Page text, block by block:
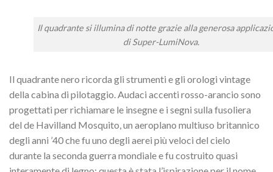
Il quadrante si illumina di notte grazie alla generosa
di Super-LumiNova.
Il quadrante nero ricorda gli strumenti e gli orologi vintage
della cabina di pilotaggio. Audaci accenti rosso-arancio sono
progettati per richiamare le insegne e i segni sulla fusoliera
del de Havilland Mosquito, un aeroplano multiuso britannico
degli anni ’40 che fu uno degli aerei più veloci del cielo
durante la seconda guerra mondiale e fu costruito quasi